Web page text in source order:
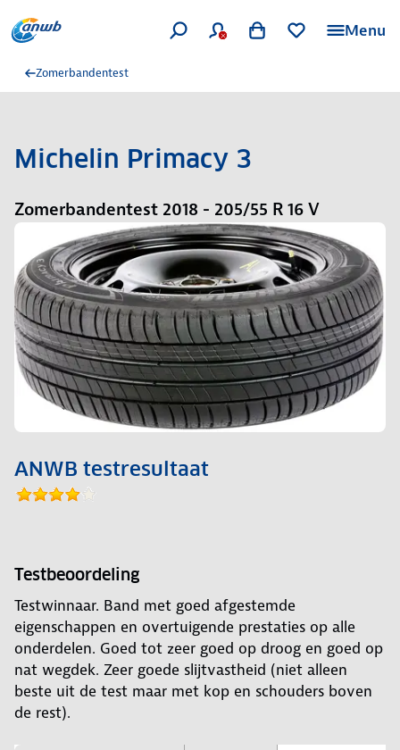
Menu
Zomerbandentest
Michelin Primacy 3
Zomerbandentest 2018 - 205/55 R 16 V
ANWB testresultaat
Testbeoordeling
Testwinnaar. Band met goed afgestemde
eigenschappen en overtuigende prestaties op alle
onderdelen. Goed tot zeer goed op droog en goed op
nat wegdek. Zeer goede slijtvastheid (niet alleen
beste uit de test maar met kop en schouders boven
de rest).